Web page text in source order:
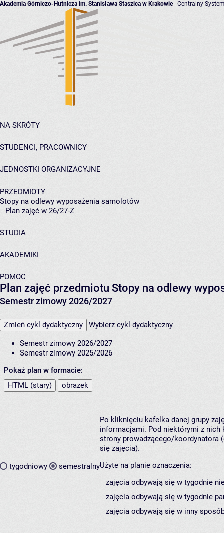
Akademia Górniczo-Hutnicza im. Stanisława Staszica w Krakowie- Centralny
NA SKRÓTY
STUDENCI, PRACOWNICY
JEDNOSTKI ORGANIZACYJNE
PRZEDMIOTY
Stopy na odlewy wyposażenia samolotów
Plan zajęć w 26/27-Z
STUDIA
AKADEMIKI
POMOC
Plan zajęć przedmiotu Stopy na odlewy
Semestr zimowy 2026/2027
Zmień cykl dydaktyczny Wybierz cykl dydaktyczny
Semestr zimowy 2026/2027
Semestr zimowy 2025/2026
Pokaż plan w formacie:
HTML (stary)
obrazek
tygodniowy semestralny
Po kliknięciu kafelka danej grupy
informacjami. Pod niektórymi z nich
strony prowadzącego/koordynatora
się zajęcia).
Użyte na planie oznaczenia:
zajęcia odbywają się w tygodnie
zajęcia odbywają się w tygodnie
zajęcia odbywają się w inny